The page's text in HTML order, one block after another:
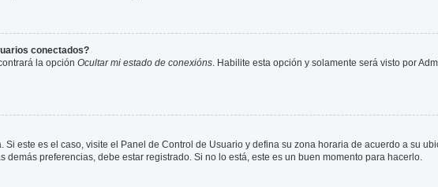
conectados?
la opción Ocultar mi estado de conexións . Habilite esta opción y solamente será visto por
este es el caso, visite el Panel de Control de Usuario y defina su zona horaria de acuerdo a su
preferencias, debe estar registrado. Si no lo está, este es un buen momento para hacerlo.